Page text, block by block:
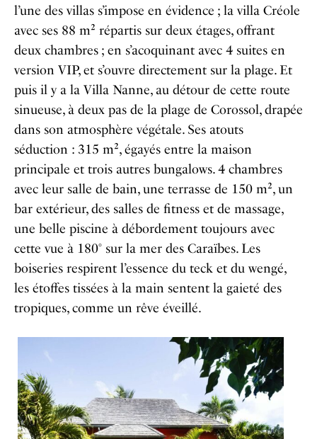
l’une des villas s’impose en évidence ; la villa Créole
avec ses 88 m² répartis sur deux étages, offrant
deux chambres ; en s’acoquinant avec 4 suites en
version VIP, et s’ouvre directement sur la plage. Et
puis il y a la Villa Nanne, au détour de cette route
sinueuse, à deux pas de la plage de Corossol, drapée
dans son atmosphère végétale. Ses atouts
séduction : 315 m², égayés entre la maison
principale et trois autres bungalows. 4 chambres
avec leur salle de bain, une terrasse de 150 m², un
bar extérieur, des salles de fitness et de massage,
une belle piscine à débordement toujours avec
cette vue à 180° sur la mer des Caraïbes. Les
boiseries respirent l’essence du teck et du wengé,
les étoffes tissées à la main sentent la gaieté des
tropiques, comme un rêve éveillé.